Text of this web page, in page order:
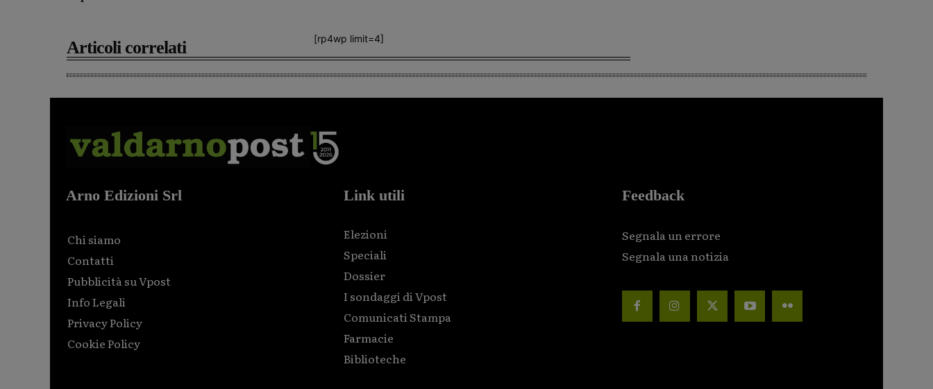
[rp4wp limit=4]
Articoli correlati
Arno Edizioni Srl
Chi siamo
Contatti
Pubblicità su Vpost
Info Legali
Privacy Policy
Cookie Policy
Link utili
Elezioni
Speciali
Dossier
I sondaggi di Vpost
Comunicati Stampa
Farmacie
Biblioteche
Feedback
Segnala un errore
Segnala una notizia